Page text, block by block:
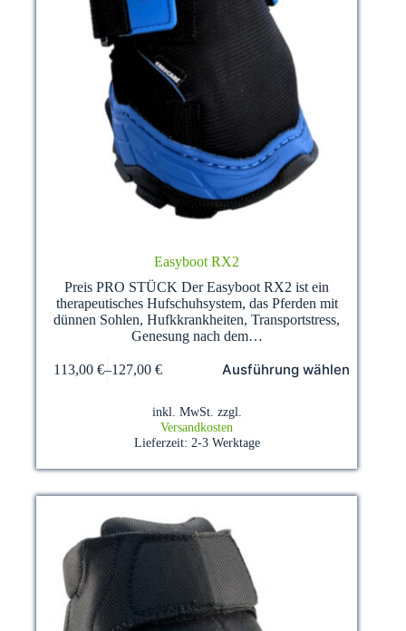
Easyboot RX2
Preis PRO STÜCK Der Easyboot RX2 ist ein
therapeutisches Hufschuhsystem, das Pferden mit
dünnen Sohlen, Hufkkrankheiten, Transportstress,
Genesung nach dem…
113,00 €–127,00 € Ausführung wählen
Produkt
Optionen
Produktseite
gewählt
werden
inkl. MwSt. zzgl.
Versandkosten
Lieferzeit: 2-3 Werktage